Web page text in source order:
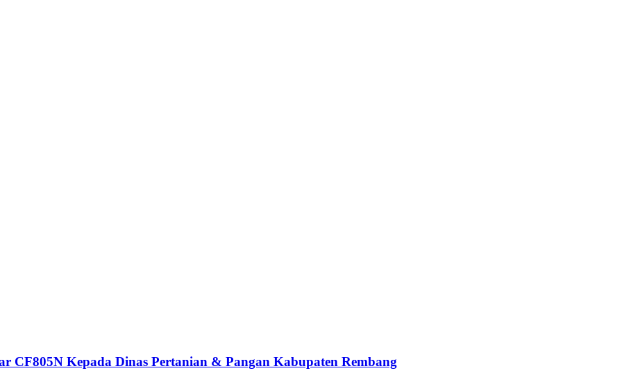
CF805N Kepada Dinas Pertanian & Pangan Kabupaten Rembang